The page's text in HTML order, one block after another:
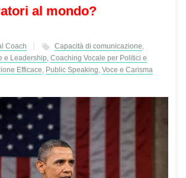
al mondo?
Coach Capacità di comunicazione,
e Leadership, Coaching Vocale per Politici e
Efficace, Public Speaking, Voce e Carisma